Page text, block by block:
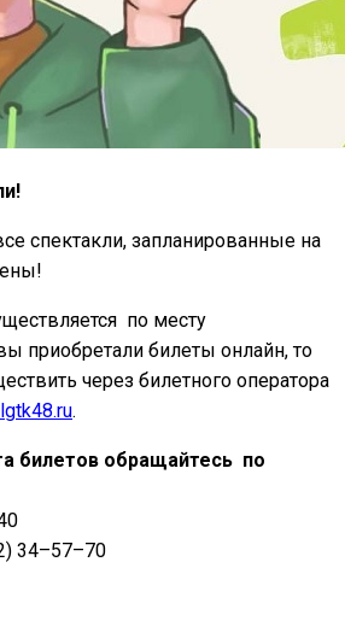
спектакли, запланированные на
по месту
приобретали билеты онлайн, то
через билетного оператора
.
билетов обращайтесь по
34–57–70